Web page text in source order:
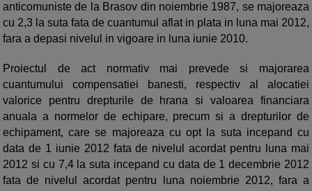
anticomuniste de la Brasov din noiembrie 1987, se majoreaza
cu 2,3 la suta fata de cuantumul aflat in plata in luna mai 2012,
fara a depasi nivelul in vigoare in luna iunie 2010.
Proiectul de act normativ mai prevede si majorarea
cuantumului compensatiei banesti, respectiv al alocatiei
valorice pentru drepturile de hrana si valoarea financiara
anuala a normelor de echipare, precum si a drepturilor de
echipament, care se majoreaza cu opt la suta incepand cu
data de 1 iunie 2012 fata de nivelul acordat pentru luna mai
2012 si cu 7,4 la suta incepand cu data de 1 decembrie 2012
fata de nivelul acordat pentru luna noiembrie 2012, fara a